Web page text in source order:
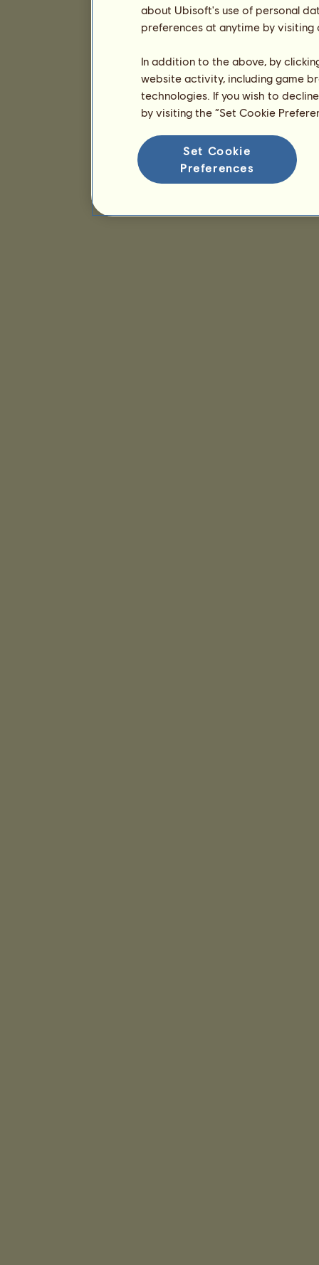
about Ubisoft's use of personal
preferences at anytime by
In addition to the above, by
website activity, including game
technologies. If you wish to
by visiting the “Set Cookie
Set Cookie
Preferences